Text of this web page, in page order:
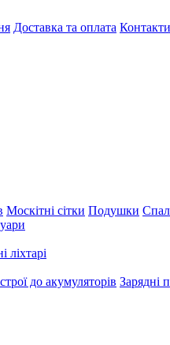
Доставка та оплата Контакти
Москітні сітки Подушки
ліхтарі
до акумуляторів Зарядні